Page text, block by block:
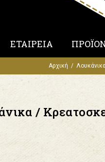
ΕΤΑΙΡΕΙΑ
Αρχική
/